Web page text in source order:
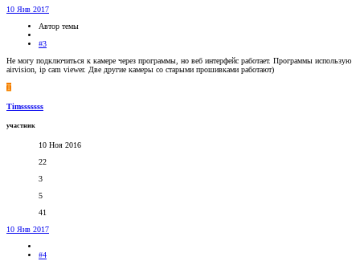
10 Янв 2017
Автор темы
#3
Не могу подключиться к камере через программы, но веб интерфейс работает. Программы использую
airvision, ip cam viewer. Две другие камеры со старыми прошивками работают)
T
Timsssssss
участник
10 Ноя 2016
22
3
5
41
10 Янв 2017
#4